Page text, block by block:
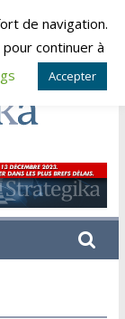
de navigation.
continuer à
Accepter